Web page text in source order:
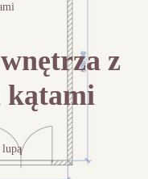
z
kątami
lupą